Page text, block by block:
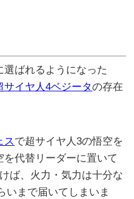
ばれるようになった
サイヤ人4ベジータの存在
スで超サイヤ人3の悟空を
代替リーダーに置いて
ば、火力・気力は十分な
いまで届いてしまいま